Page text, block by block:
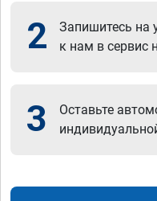
2
Запишитесь на
к нам в сервис
3
Оставьте